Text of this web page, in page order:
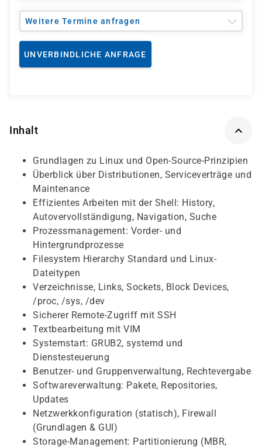
Weitere Termine anfragen
UNVERBINDLICHE ANFRAGE
Inhalt
Grundlagen zu Linux und Open-Source-Prinzipien
Überblick über Distributionen, Serviceverträge und
Maintenance
Effizientes Arbeiten mit der Shell: History,
Autovervollständigung, Navigation, Suche
Prozessmanagement: Vorder- und
Hintergrundprozesse
Filesystem Hierarchy Standard und Linux-
Dateitypen
Verzeichnisse, Links, Sockets, Block Devices,
/proc, /sys, /dev
Sicherer Remote-Zugriff mit SSH
Textbearbeitung mit VIM
Systemstart: GRUB2, systemd und
Dienstesteuerung
Benutzer- und Gruppenverwaltung, Rechtevergabe
Softwareverwaltung: Pakete, Repositories,
Updates
Netzwerkkonfiguration (statisch), Firewall
(Grundlagen & GUI)
Storage-Management: Partitionierung (MBR,